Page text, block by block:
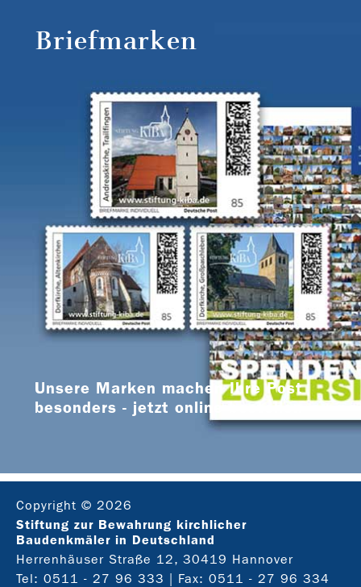
Briefmarken
Unsere Marken machen Ihre Post
besonders - jetzt online bestellen
Copyright © 2026
Stiftung zur Bewahrung kirchlicher
Baudenkmäler in Deutschland
Herrenhäuser Straße 12, 30419 Hannover
Tel: 0511 - 27 96 333 | Fax: 0511 - 27 96 334